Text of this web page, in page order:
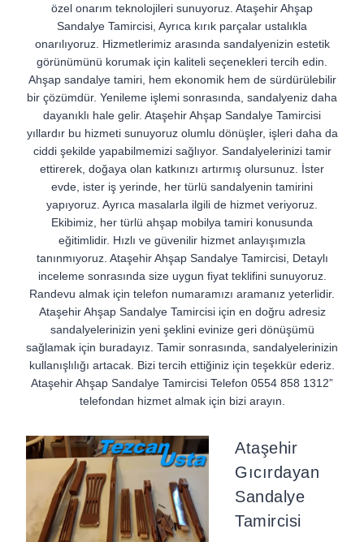
özel onarım teknolojileri sunuyoruz. Ataşehir Ahşap
Sandalye Tamircisi, Ayrıca kırık parçalar ustalıkla
onarılıyoruz. Hizmetlerimiz arasında sandalyenizin estetik
görünümünü korumak için kaliteli seçenekleri tercih edin.
Ahşap sandalye tamiri, hem ekonomik hem de sürdürülebilir
bir çözümdür. Yenileme işlemi sonrasında, sandalyeniz daha
dayanıklı hale gelir. Ataşehir Ahşap Sandalye Tamircisi
yıllardır bu hizmeti sunuyoruz olumlu dönüşler, işleri daha da
ciddi şekilde yapabilmemizi sağlıyor. Sandalyelerinizi tamir
ettirerek, doğaya olan katkınızı artırmış olursunuz. İster
evde, ister iş yerinde, her türlü sandalyenin tamirini
yapıyoruz. Ayrıca masalarla ilgili de hizmet veriyoruz.
Ekibimiz, her türlü ahşap mobilya tamiri konusunda
eğitimlidir. Hızlı ve güvenilir hizmet anlayışımızla
tanınmıyoruz. Ataşehir Ahşap Sandalye Tamircisi, Detaylı
inceleme sonrasında size uygun fiyat teklifini sunuyoruz.
Randevu almak için telefon numaramızı aramanız yeterlidir.
Ataşehir Ahşap Sandalye Tamircisi için en doğru adresiz
sandalyelerinizin yeni şeklini evinize geri dönüşümü
sağlamak için buradayız. Tamir sonrasında, sandalyelerinizin
kullanışlılığı artacak. Bizi tercih ettiğiniz için teşekkür ederiz.
Ataşehir Ahşap Sandalye Tamircisi Telefon 0554 858 1312”
telefondan hizmet almak için bizi arayın.
Ataşehir
Gıcırdayan
Sandalye
Tamircisi